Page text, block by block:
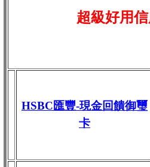
超級好用
HSBC匯豐-現金回饋御璽
卡